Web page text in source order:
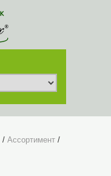
/ Ассортимент /